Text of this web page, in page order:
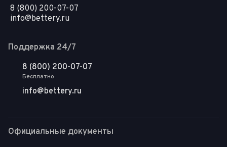
8 (800) 200-07-07
info@bettery.ru
Поддержка 24/7
8 (800) 200-07-07
Бесплатно
info@bettery.ru
Официальные документы